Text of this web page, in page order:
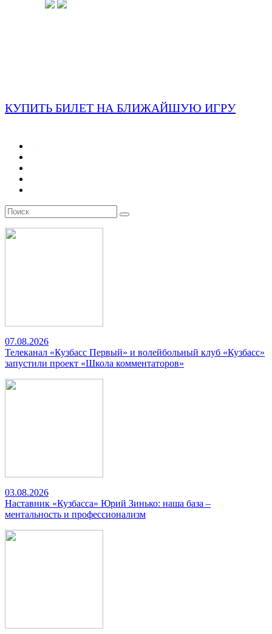
КУПИТЬ БИЛЕТ НА БЛИЖАЙШУЮ ИГРУ
07.08.2026
Телеканал «Кузбасс Первый» и волейбольный клуб «Кузбасс»
запустили проект «Школа комментаторов»
03.08.2026
Наставник «Кузбасса» Юрий Зинько: наша база –
ментальность и профессионализм